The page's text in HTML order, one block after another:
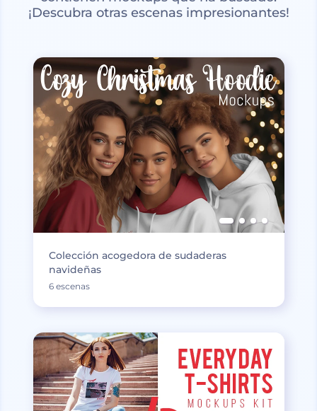
¡Descubra otras escenas impresionantes!
Colección acogedora de sudaderas
navideñas
6 escenas